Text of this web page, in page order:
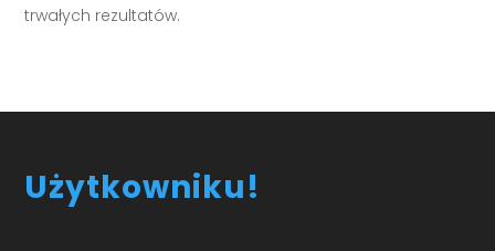
trwałych rezultatów.
Użytkowniku!